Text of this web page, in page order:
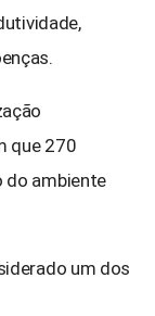
que 270
do ambiente
um dos